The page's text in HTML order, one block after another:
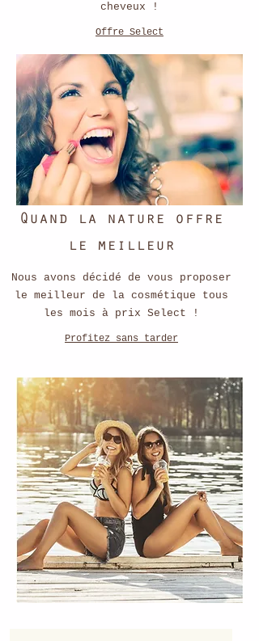
cheveux !
Offre Select
Quand la nature offre
le meilleur
Nous avons décidé de vous proposer
le meilleur de la cosmétique tous
les mois à prix Select !
Profitez sans tarder